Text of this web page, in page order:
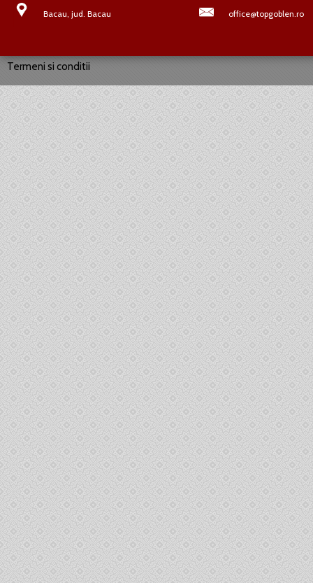
Bacau, jud. Bacau office@topgoblen.ro
Termeni si conditii